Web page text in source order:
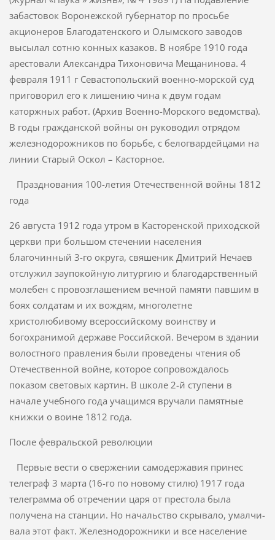
забастовок Воронежской губернатор по просьбе
акционеров Благодатенского и Олымского заводов
высылал сотню конных казаков. В ноябре 1910 года
арестовали Александра Тихоновича Мещанинова. 4
февраля 1911 г Севастопольский военно-морской суд
приговорил его к лишению чина к двум годам
каторжных работ. (Архив Воен­но-Морского ведомства).
В годы гражданской войны он руководил отрядом
железнодорожников по борьбе, с белогвардейцами на
линии Старый Оскол – Касторное.
Празднования 100-летия Отечественной войны 1812
года
26 августа 1912 года утром в Касторенской приходской
церкви при большом стечении населения
благочинный 3-го округа, свяшеник Дмитрий Нечаев
отслужил заупокойную литургию и благодарствен­ный
молебен с провозглашением вечной памяти павшим в
боях солда­там и их вождям, многолетне
христолюбивому всероссийскому воинст­ву и
богохранимой державе Российской. Вечером в здании
волостного правления были проведены чтения об
Отечественной войне, которое сопровождалось
показом световых кар­тин. В школе 2-й ступени в
начале учебного года учащимся вручали памятные
книжки о воине 1812 года.
После февральской революции
Первые вести о свержении самодержавия принес
телеграф 3 марта (16-го по новому стилю) 1917 года
телеграмма об отречении царя от престола была
получена на станции. Но начальство скрывало, умалчи­
вала этот факт. Железнодорожники и все население